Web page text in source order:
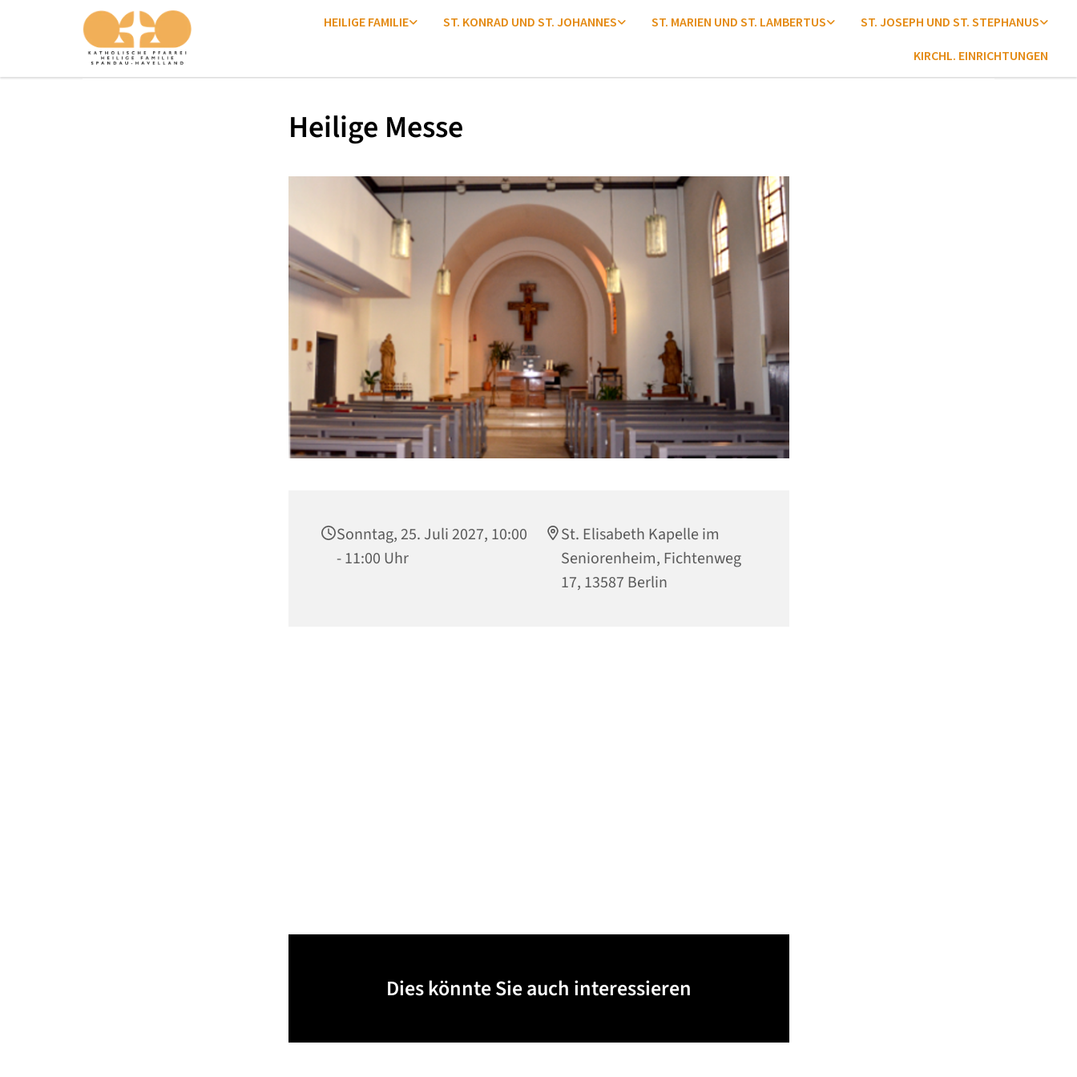
HEILIGE FAMILIE ST. KONRAD UND ST. JOHANNES ST. MARIEN UND ST. LAMBERTUS ST. JOSEPH UND ST. STEPHANUS
KIRCHL. EINRICHTUNGEN
Heilige Messe
Sonntag, 25. Juli 2027, 10:00
- 11:00 Uhr
St. Elisabeth Kapelle im
Seniorenheim, Fichtenweg
17, 13587 Berlin
Dies könnte Sie auch interessieren